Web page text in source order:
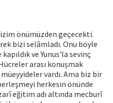
önümüzden geçecekti.
bizi selâmladı. Onu böyle
ve Yunus'la sevinç
arası konuşmak
vardı. Ama biz bir
herkesin önünde
eğitim adı altında mecburî